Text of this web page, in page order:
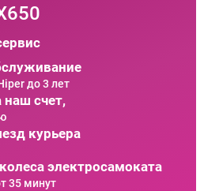
до 3 лет
наш счет,
курьера
электросамоката
35 минут